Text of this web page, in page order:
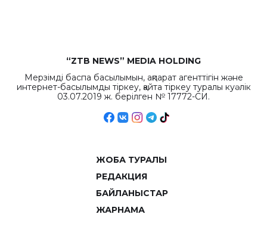
“ZTB NEWS” MEDIA HOLDING
Мерзімді баспа басылымын, ақпарат агенттігін және
интернет-басылымды тіркеу, қайта тіркеу туралы куәлік
03.07.2019 ж. берілген № 17772-СИ.
ЖОБА ТУРАЛЫ
РЕДАКЦИЯ
БАЙЛАНЫСТАР
ЖАРНАМА